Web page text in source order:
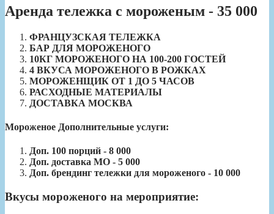
Аренда тележка с мороженым - 35 000
ФРАНЦУЗСКАЯ ТЕЛЕЖКА
БАР ДЛЯ МОРОЖЕНОГО
10КГ МОРОЖЕНОГО НА 100-200 ГОСТЕЙ
4 ВКУСА МОРОЖЕНОГО В РОЖКАХ
МОРОЖЕНЩИК ОТ 1 ДО 5 ЧАСОВ
РАСХОДНЫЕ МАТЕРИАЛЫ
ДОСТАВКА МОСКВА
Мороженое Дополнительные услуги:
Доп. 100 порций - 8 000
Доп. доставка МО - 5 000
Доп. брендинг тележки для мороженого - 10 000
Вкусы мороженого на мероприятие: